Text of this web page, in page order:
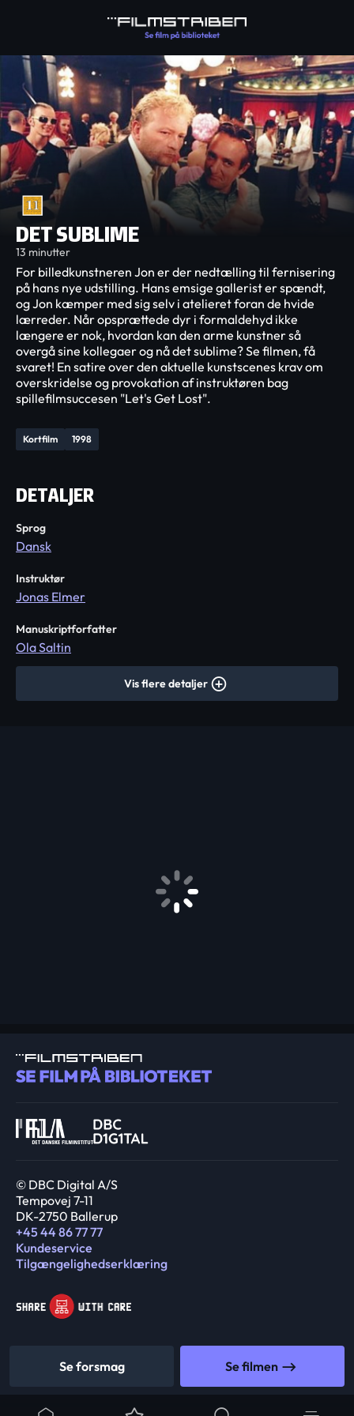
DET SUBLIME
13 minutter
Kortfilm 1998
For billedkunstneren Jon er der nedtælling til fernisering
på hans nye udstilling. Hans emsige gallerist er spændt,
og Jon kæmper med sig selv i atelieret foran de hvide
lærreder. Når opsprættede dyr i formaldehyd ikke
længere er nok, hvordan kan den arme kunstner så
overgå sine kollegaer og nå det sublime? Se filmen, få
svaret! En satire over den aktuelle kunstscenes krav om
overskridelse og provokation af instruktøren bag
spillefilmsuccesen "Let's Get Lost".
Se forsmag Se filmen
DETALJER
Sprog
Dansk
Instruktør
Jonas Elmer
Manuskriptforfatter
Ola Saltin
Vis flere detaljer
© DBC Digital A/S
Tempovej 7-11
DK-2750 Ballerup
+45 44 86 77 77
Kundeservice
Tilgængelighedserklæring